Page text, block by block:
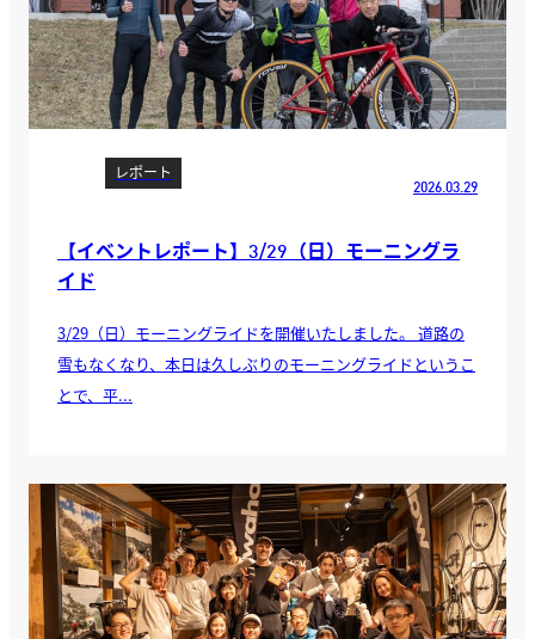
レポート
2026.03.29
【イベントレポート】3/29（日）モーニングラ
イド
3/29（日）モーニングライドを開催いたしました。 道路の
雪もなくなり、本日は久しぶりのモーニングライドというこ
とで、平...